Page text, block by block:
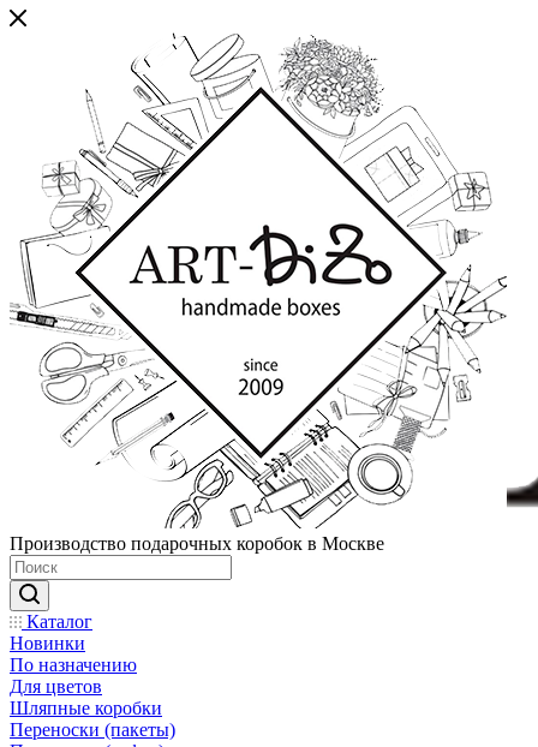
Производство подарочных коробок в Москве
Каталог
Новинки
По назначению
Для цветов
Шляпные коробки
Переноски (пакеты)